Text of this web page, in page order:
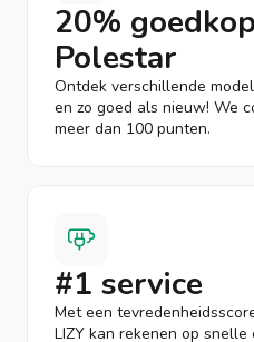
20%
Polestar
Ontdek verschillende
en zo goed als nieuw! We
meer dan 100 punten.
#1 service
Met een
LIZY kan rekenen op